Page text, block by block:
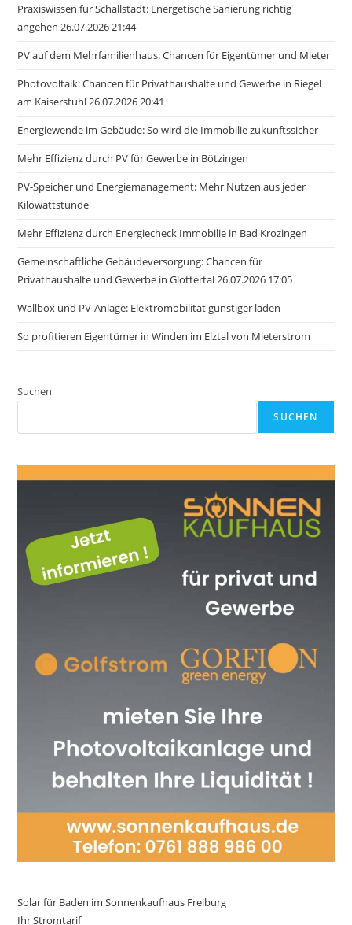
Praxiswissen für Schallstadt: Energetische Sanierung richtig
angehen 26.07.2026 21:44
PV auf dem Mehrfamilienhaus: Chancen für Eigentümer und Mieter
Photovoltaik: Chancen für Privathaushalte und Gewerbe in Riegel
am Kaiserstuhl 26.07.2026 20:41
Energiewende im Gebäude: So wird die Immobilie zukunftssicher
Mehr Effizienz durch PV für Gewerbe in Bötzingen
PV-Speicher und Energiemanagement: Mehr Nutzen aus jeder
Kilowattstunde
Mehr Effizienz durch Energiecheck Immobilie in Bad Krozingen
Gemeinschaftliche Gebäudeversorgung: Chancen für
Privathaushalte und Gewerbe in Glottertal 26.07.2026 17:05
Wallbox und PV-Anlage: Elektromobilität günstiger laden
So profitieren Eigentümer in Winden im Elztal von Mieterstrom
Suchen
SUCHEN
Solar für Baden im Sonnenkaufhaus Freiburg
Ihr Stromtarif